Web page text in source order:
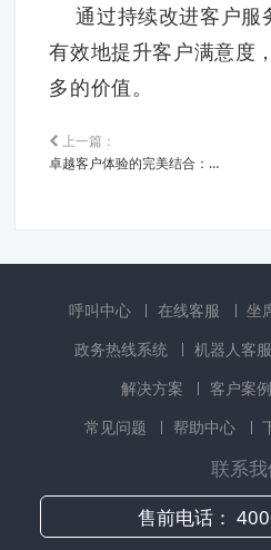
通过持续改进客户服
有效地提升客户满意度
多的价值。
上一篇：
卓越客户体验的完美结合：呼叫中心与客户系统的融合
呼叫中心 在线客服 坐
政务热线系统
机器人客
解决方案
客户案例
常见问题
帮助中心
联系我
售前电话：